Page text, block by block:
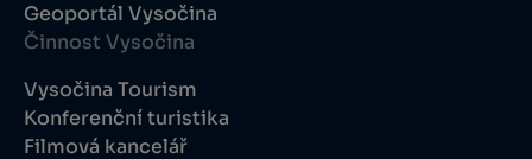
Geoportál Vysočina
Činnost Vysočina
Vysočina Tourism
Konferenční turistika
Filmová kancelář